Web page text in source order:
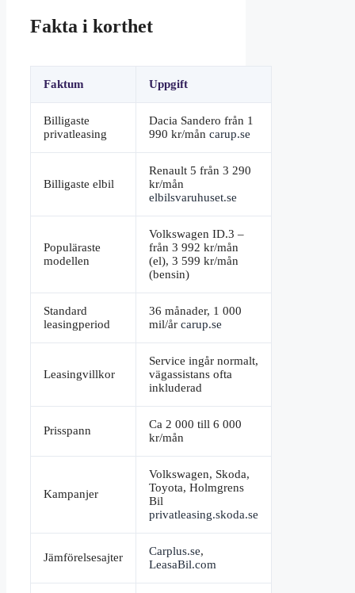
Fakta i korthet
Faktum Uppgift
Billigaste
privatleasing
Dacia Sandero från 1
990 kr/mån carup.se
Billigaste elbil
Renault 5 från 3 290
kr/mån
elbilsvaruhuset.se
Populäraste
modellen
Volkswagen ID.3 –
från 3 992 kr/mån
(el), 3 599 kr/mån
(bensin)
Standard
leasingperiod
36 månader, 1 000
mil/år carup.se
Leasingvillkor
Service ingår normalt,
vägassistans ofta
inkluderad
Prisspann
Ca 2 000 till 6 000
kr/mån
Kampanjer
Volkswagen, Skoda,
Toyota, Holmgrens
Bil
privatleasing.skoda.se
Jämförelsesajter Carplus.se,
LeasaBil.com